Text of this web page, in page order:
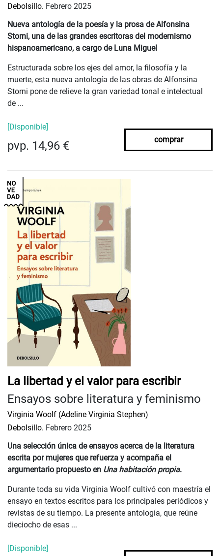
Debolsillo. Febrero 2025
Nueva antología de la poesía y la prosa de Alfonsina
Storni, una de las grandes escritoras del modernismo
hispanoamericano, a cargo de Luna Miguel
Estructurada sobre los ejes del amor, la filosofía y la
muerte, esta nueva antología de las obras de Alfonsina
Storni pone de relieve la gran variedad tonal e intelectual
de ...
[Disponible]
pvp. 14,96 € comprar
La libertad y el valor para escribir
Ensayos sobre literatura y feminismo
Virginia Woolf (Adeline Virginia Stephen)
Debolsillo. Febrero 2025
Una selección única de ensayos acerca de la literatura
escrita por mujeres que refuerza y acompaña el
argumentario propuesto en Una habitación propia.
Durante toda su vida Virginia Woolf cultivó con maestría el
ensayo en textos escritos para los principales periódicos y
revistas de su tiempo. La presente antología, que reúne
dieciocho de esas ...
[Disponible]